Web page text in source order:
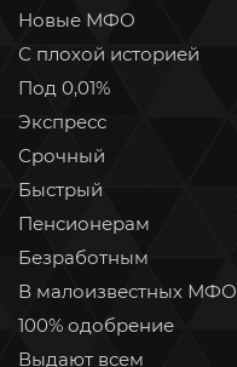
Новые МФО
С плохой историей
Под 0,01%
Экспресс
Срочный
Быстрый
Пенсионерам
Безработным
В малоизвестных МФО
100% одобрение
Выдают всем